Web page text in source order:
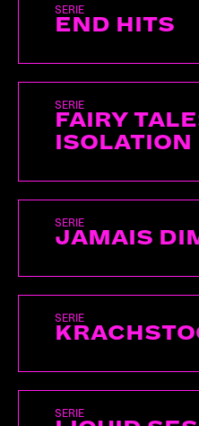
SERIE
END HITS
SERIE
FAIRY
ISOLATION
SERIE
JAMAIS
SERIE
SERIE